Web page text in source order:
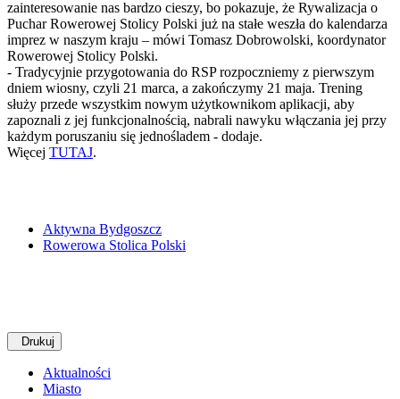
zainteresowanie nas bardzo cieszy, bo pokazuje, że Rywalizacja o
Puchar Rowerowej Stolicy Polski już na stałe weszła do kalendarza
imprez w naszym kraju – mówi Tomasz Dobrowolski, koordynator
Rowerowej Stolicy Polski.
- Tradycyjnie przygotowania do RSP rozpoczniemy z pierwszym
dniem wiosny, czyli 21 marca, a zakończymy 21 maja. Trening
służy przede wszystkim nowym użytkownikom aplikacji, aby
zapoznali z jej funkcjonalnością, nabrali nawyku włączania jej przy
każdym poruszaniu się jednośladem - dodaje.
Więcej TUTAJ.
Aktywna Bydgoszcz
Rowerowa Stolica Polski
Drukuj
Aktualności
Miasto